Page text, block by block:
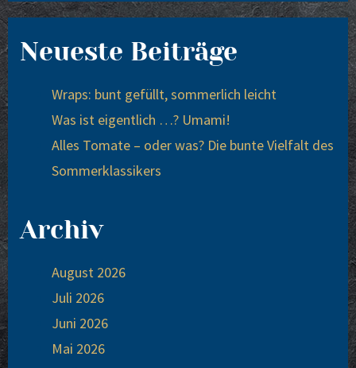
Neueste Beiträge
Wraps: bunt gefüllt, sommerlich leicht
Was ist eigentlich …? Umami!
Alles Tomate – oder was? Die bunte Vielfalt des
Sommerklassikers
Archiv
August 2026
Juli 2026
Juni 2026
Mai 2026